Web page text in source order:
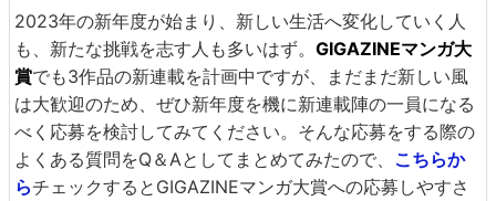
2023年の新年度が始まり、新しい生活へ変化していく人
も、新たな挑戦を志す人も多いはず。 GIGAZINEマンガ大
賞でも3作品の新連載を計画中ですが、まだまだ新しい風
は大歓迎のため、ぜひ新年度を機に新連載陣の一員になる
べく応募を検討してみてください。そんな応募をする際の
よくある質問をQ＆Aとしてまとめてみたので、 こちらか
らチェックするとGIGAZINEマンガ大賞への応募しやすさ